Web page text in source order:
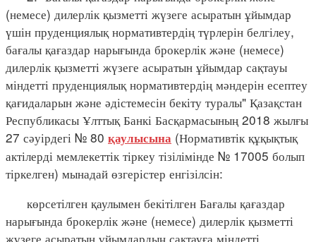
(немесе) дилерлік қызметті жүзеге асыратын ұйымдар
үшін пруденциялық нормативтердің түрлерін белгілеу,
бағалы қағаздар нарығында брокерлік және (немесе)
дилерлік қызметті жүзеге асыратын ұйымдар сақтауы
міндетті пруденциялық нормативтердің мәндерін есептеу
қағидаларын және әдістемесін бекіту туралы" Қазақстан
Республикасы Ұлттық Банкі Басқармасының 2018 жылғы
27 сәуірдегі № 80 қаулысына (Нормативтік құқықтық
актілерді мемлекеттік тіркеу тізілімінде № 17005 болып
тіркелген) мынадай өзгерістер енгізілсін:
көрсетілген қаулымен бекітілген Бағалы қағаздар
нарығында брокерлік және (немесе) дилерлік қызметті
жүзеге асыратын ұйымдардың сақтауға міндетті